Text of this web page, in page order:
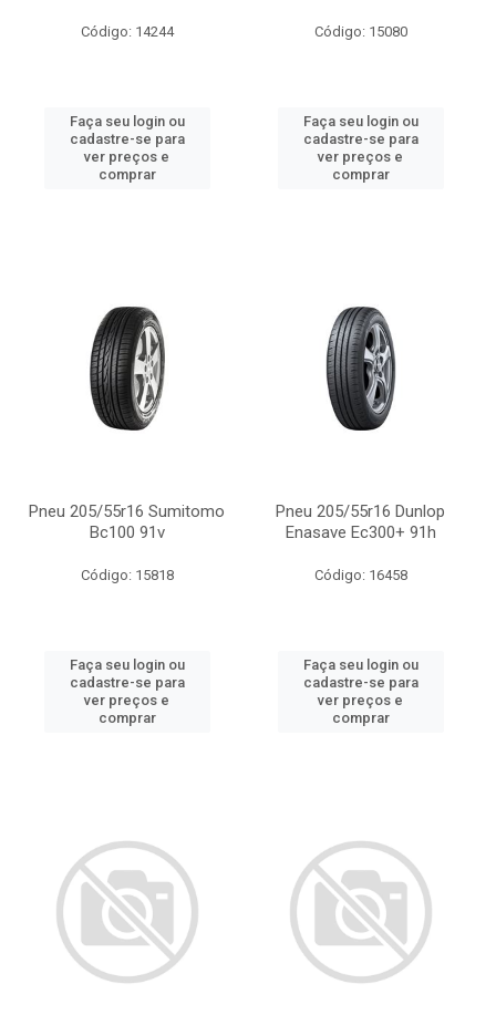
Código: 14244
Faça seu login ou
cadastre-se para
ver preços e
comprar
Código: 15080
Faça seu login ou
cadastre-se para
ver preços e
comprar
Pneu 205/55r16 Sumitomo
Bc100 91v
Código: 15818
Faça seu login ou
cadastre-se para
ver preços e
comprar
Pneu 205/55r16 Dunlop
Enasave Ec300+ 91h
Código: 16458
Faça seu login ou
cadastre-se para
ver preços e
comprar